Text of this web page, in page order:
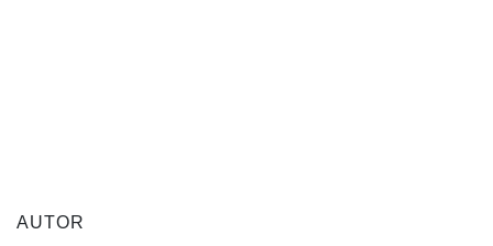
AUTOR